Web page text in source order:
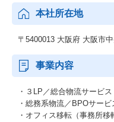
本社所在地
〒5400013 大阪府 大阪市
事業内容
・３LP／総合物流サービス
・総務系物流／BPOサービ
・オフィス移転（事務所移